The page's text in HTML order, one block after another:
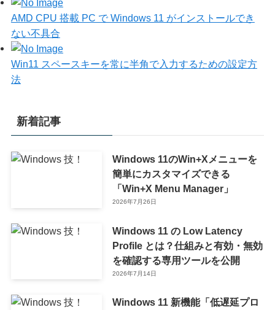
AMD CPU 搭載 PC で Windows 11 がインストールでき
ない不具合
Win11 スペースキーを常に半角で入力するための設定方
法
新着記事
Windows 11のWin+Xメニューを
簡単にカスタマイズできる
「Win+X Menu Manager」
2026年7月26日
Windows 11 の Low Latency
Profile とは？仕組みと有効・無効
を確認する専用ツールを公開
2026年7月14日
Windows 11 新機能「低遅延プロ